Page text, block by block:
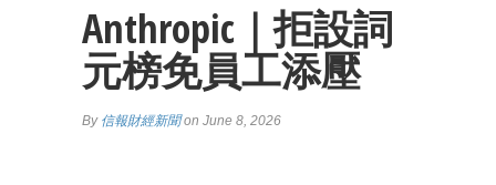
Anthropic｜拒設詞
元榜免員工添壓
By 信報財經新聞on June 8, 2026